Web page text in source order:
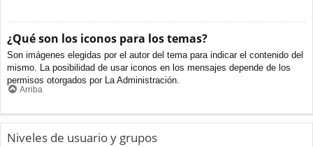
¿Qué son los iconos para los temas?
Son imágenes elegidas por el autor del tema para indicar el contenido del
mismo. La posibilidad de usar iconos en los mensajes depende de los
permisos otorgados por La Administración.
Arriba
Niveles de usuario y grupos